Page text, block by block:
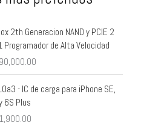
2th Generacion NAND y PCIE 2
Programador de Alta Velocidad
- IC de carga para iPhone SE,
6S Plus